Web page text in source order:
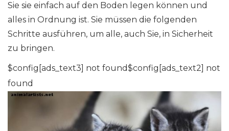
Sie sie einfach auf den Boden legen können und
alles in Ordnung ist. Sie müssen die folgenden
Schritte ausführen, um alle, auch Sie, in Sicherheit
zu bringen.
$config[ads_text3] not found$config[ads_text2] not
found